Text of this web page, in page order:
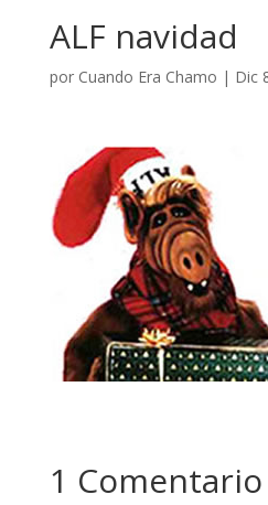
ALF navidad
por Cuando Era Chamo | Dic
1 Comentario